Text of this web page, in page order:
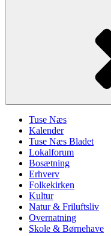
Tuse Næs
Kalender
Tuse Næs Bladet
Lokalforum
Bosætning
Erhverv
Folkekirken
Kultur
Natur & Friluftsliv
Overnatning
Skole & Børnehave